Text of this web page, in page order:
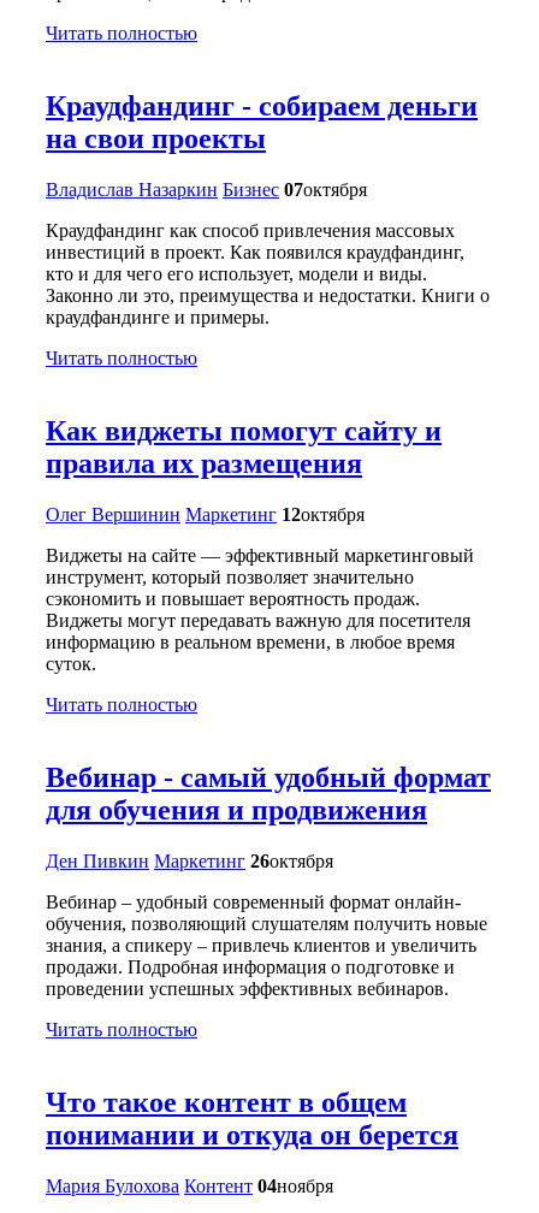
Читать полностью
Краудфандинг - собираем деньги
на свои проекты
Владислав Назаркин Бизнес 07октября
Краудфандинг как способ привлечения массовых
инвестиций в проект. Как появился краудфандинг,
кто и для чего его использует, модели и виды.
Законно ли это, преимущества и недостатки. Книги о
краудфандинге и примеры.
Читать полностью
Как виджеты помогут сайту и
правила их размещения
Олег Вершинин Маркетинг 12октября
Виджеты на сайте — эффективный маркетинговый
инструмент, который позволяет значительно
сэкономить и повышает вероятность продаж.
Виджеты могут передавать важную для посетителя
информацию в реальном времени, в любое время
суток.
Читать полностью
Вебинар - самый удобный формат
для обучения и продвижения
Ден Пивкин Маркетинг 26октября
Вебинар – удобный современный формат онлайн-
обучения, позволяющий слушателям получить новые
знания, а спикеру – привлечь клиентов и увеличить
продажи. Подробная информация о подготовке и
проведении успешных эффективных вебинаров.
Читать полностью
Что такое контент в общем
понимании и откуда он берется
Мария Булохова Контент 04ноября